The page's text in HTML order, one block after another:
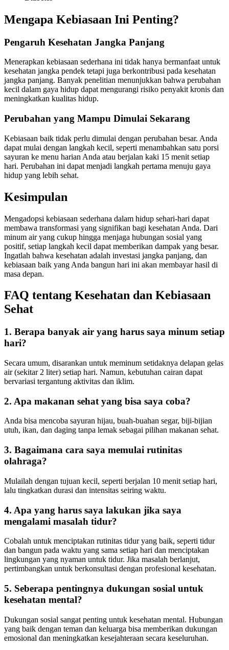
Mengapa Kebiasaan Ini Penting?
Pengaruh Kesehatan Jangka Panjang
Menerapkan kebiasaan sederhana ini tidak hanya bermanfaat untuk
kesehatan jangka pendek tetapi juga berkontribusi pada kesehatan
jangka panjang. Banyak penelitian menunjukkan bahwa perubahan
kecil dalam gaya hidup dapat mengurangi risiko penyakit kronis dan
meningkatkan kualitas hidup.
Perubahan yang Mampu Dimulai Sekarang
Kebiasaan baik tidak perlu dimulai dengan perubahan besar. Anda
dapat mulai dengan langkah kecil, seperti menambahkan satu porsi
sayuran ke menu harian Anda atau berjalan kaki 15 menit setiap
hari. Perubahan ini dapat menjadi langkah pertama menuju gaya
hidup yang lebih sehat.
Kesimpulan
Mengadopsi kebiasaan sederhana dalam hidup sehari-hari dapat
membawa transformasi yang signifikan bagi kesehatan Anda. Dari
minum air yang cukup hingga menjaga hubungan sosial yang
positif, setiap langkah kecil dapat memberikan dampak yang besar.
Ingatlah bahwa kesehatan adalah investasi jangka panjang, dan
kebiasaan baik yang Anda bangun hari ini akan membayar hasil di
masa depan.
FAQ tentang Kesehatan dan Kebiasaan
Sehat
1. Berapa banyak air yang harus saya minum setiap
hari?
Secara umum, disarankan untuk meminum setidaknya delapan gelas
air (sekitar 2 liter) setiap hari. Namun, kebutuhan cairan dapat
bervariasi tergantung aktivitas dan iklim.
2. Apa makanan sehat yang bisa saya coba?
Anda bisa mencoba sayuran hijau, buah-buahan segar, biji-bijian
utuh, ikan, dan daging tanpa lemak sebagai pilihan makanan sehat.
3. Bagaimana cara saya memulai rutinitas
olahraga?
Mulailah dengan tujuan kecil, seperti berjalan 10 menit setiap hari,
lalu tingkatkan durasi dan intensitas seiring waktu.
4. Apa yang harus saya lakukan jika saya
mengalami masalah tidur?
Cobalah untuk menciptakan rutinitas tidur yang baik, seperti tidur
dan bangun pada waktu yang sama setiap hari dan menciptakan
lingkungan yang nyaman untuk tidur. Jika masalah berlanjut,
pertimbangkan untuk berkonsultasi dengan profesional kesehatan.
5. Seberapa pentingnya dukungan sosial untuk
kesehatan mental?
Dukungan sosial sangat penting untuk kesehatan mental. Hubungan
yang baik dengan teman dan keluarga bisa memberikan dukungan
emosional dan meningkatkan kesejahteraan secara keseluruhan.